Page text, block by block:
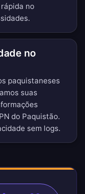
no
no
paquistaneses
suas
do Paquistão.
sem logs.